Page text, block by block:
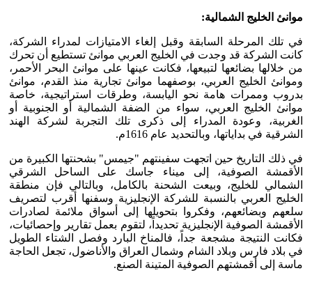
موانئ الخليج الشمالية:
في تلك المرحلة السابقة وقبل إلغاء الامتيازات لمدراء الشركة،
كانت الشركة قد وجدت في الخليج العربي موانئ تستطيع أن تحرك
من خلالها بضائعها لتبيعها، فكانت عينها على موانئ البحر الأحمر،
وموانئ الخليج العربي، بوصفهما موانئ تجارية منذ القدم، موانئ
بدروب وممرات هامة نحو اليابسة، وطرقات استراتيجية، خاصة
موانئ الخليج العربي، سواء من الضفة الشمالية أو الجنوبية أو
الغربية، وعودة المدراء إلى ذكرى تلك التجربة لشركة الهند
الشرقية في بداياتها، وبالتحديد عام 1616م.
في ذلك التاريخ حين اتجهت سفينتهم "جيمس" بشحنتها الكبيرة من
الأقمشة الصوفية، إلى ميناء جاسك على الساحل الشرقي
الشمالي للخليج، وبيعت الشحنة بالكامل، وبالتالي فإن منطقة
الخليج العربي بالنسبة للشركة الإنجليزية وسفنها أقرب لتصريف
سلعهم وبضائعهم، وفكروا بتحويلها إلى أسواق ملائمة لصادرات
الأقمشة الصوفية الإنجليزية تحديداً، لتقوم بعمل تقارير وإحصائيات،
فكانت النتيجة مشجعة جداً، فالمناخ البارد وفصل الشتاء الطويل
في بلاد فارس وبلاد الشام وشمال العراق والأناضول، تجعل الحاجة
ماسة إلى أقمشتهم الصوفية المتينة الصنع.